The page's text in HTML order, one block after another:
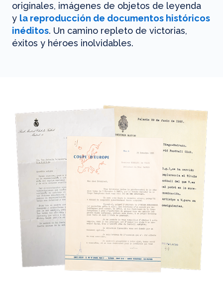
originales, imágenes de objetos de leyenda
y la reproducción de documentos históricos
inéditos. Un camino repleto de victorias,
éxitos y héroes inolvidables.